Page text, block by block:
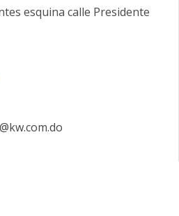
esquina calle Presidente